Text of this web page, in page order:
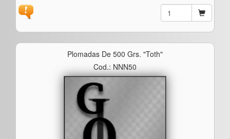
Plomadas De 500 Grs. "toth"
Cod.: NNN50